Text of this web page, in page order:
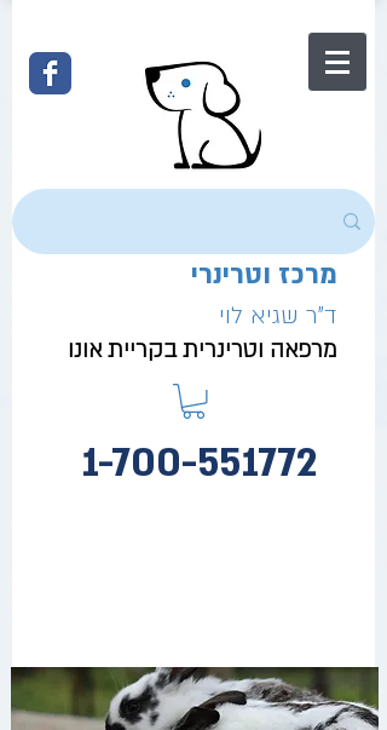
מרכז וטרינרי
ד"ר שגיא לוי
מרפאה וטרינרית בקריית אונו
1-700-551772